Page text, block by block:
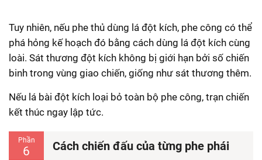
Tuy nhiên, nếu phe thủ dùng lá đột kích, phe công có thể
phá hỏng kế hoạch đó bằng cách dùng lá đột kích cùng
loài. Sát thương đột kích không bị giới hạn bởi số chiến
binh trong vùng giao chiến, giống như sát thương thêm.
Nếu lá bài đột kích loại bỏ toàn bộ phe công, trạn chiến
kết thúc ngay lập tức.
Phần
6 Cách chiến đấu của từng phe phái